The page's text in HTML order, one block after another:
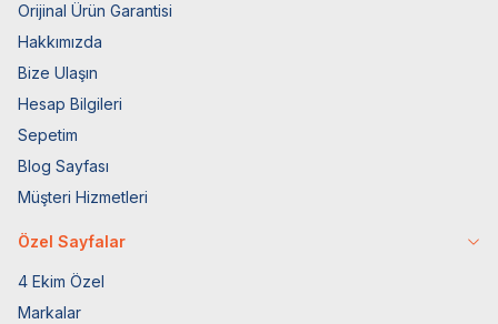
Orijinal Ürün Garantisi
Hakkımızda
Bize Ulaşın
Hesap Bilgileri
Sepetim
Blog Sayfası
Müşteri Hizmetleri
Özel Sayfalar
4 Ekim Özel
Markalar